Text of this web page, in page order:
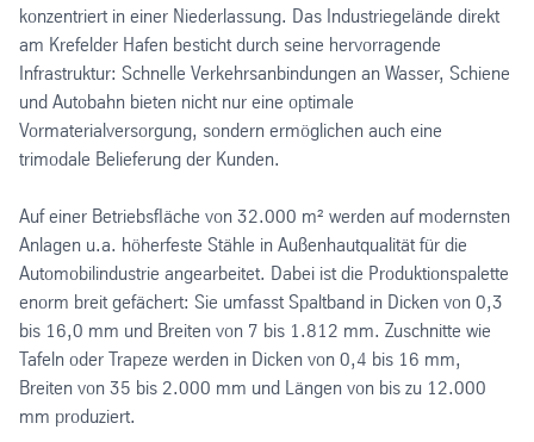
konzentriert in einer Niederlassung. Das Industriegelände direkt
am Krefelder Hafen besticht durch seine hervorragende
Infrastruktur: Schnelle Verkehrsanbindungen an Wasser, Schiene
und Autobahn bieten nicht nur eine optimale
Vormaterialversorgung, sondern ermöglichen auch eine
trimodale Belieferung der Kunden.
Auf einer Betriebsfläche von 32.000 m² werden auf modernsten
Anlagen u.a. höherfeste Stähle in Außenhautqualität für die
Automobilindustrie angearbeitet. Dabei ist die Produktionspalette
enorm breit gefächert: Sie umfasst Spaltband in Dicken von 0,3
bis 16,0 mm und Breiten von 7 bis 1.812 mm. Zuschnitte wie
Tafeln oder Trapeze werden in Dicken von 0,4 bis 16 mm,
Breiten von 35 bis 2.000 mm und Längen von bis zu 12.000
mm produziert.